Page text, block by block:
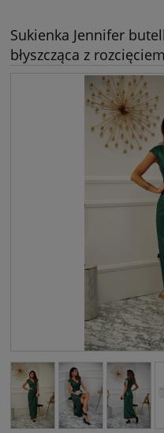
Sukienka Jennifer
błyszcząca z rozcięciem